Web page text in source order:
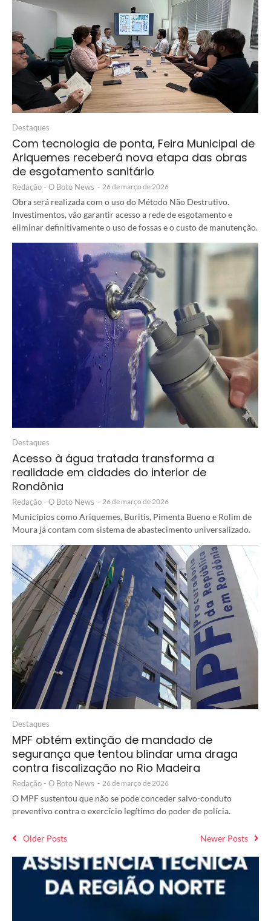
Destaques
Com tecnologia de ponta, Feira Municipal de
Ariquemes receberá nova etapa das obras
de esgotamento sanitário
Redação - O Boto News - 26 de março de 2026
Obra será realizada com o uso do Método Não Destrutivo.
Investimentos, vão garantir acesso a rede de esgotamento e
eliminar definitivamente o uso de fossas e o custo de manutenção.
Destaques
Acesso à água tratada transforma a
realidade em cidades do interior de
Rondônia
Redação - O Boto News - 26 de março de 2026
Municípios como Ariquemes, Buritis, Pimenta Bueno e Rolim de
Moura já contam com sistema de abastecimento universalizado.
Destaques
MPF obtém extinção de mandado de
segurança que tentou blindar uma draga
contra fiscalização no Rio Madeira
Redação - O Boto News - 26 de março de 2026
O MPF sustentou que não se pode conceder salvo-conduto
preventivo contra o exercício legítimo do poder de polícia.
Older Posts Newer Posts